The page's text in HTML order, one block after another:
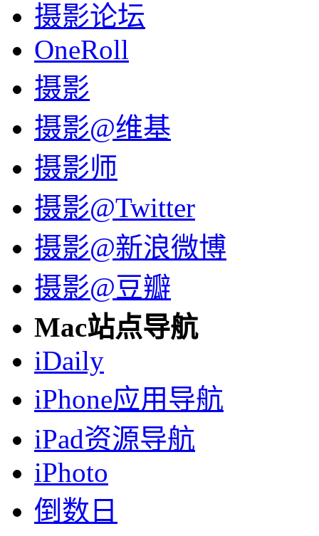
摄影论坛
OneRoll
摄影
摄影@维基
摄影师
摄影@Twitter
摄影@新浪微博
摄影@豆瓣
Mac站点导航
iDaily
iPhone应用导航
iPad资源导航
iPhoto
倒数日